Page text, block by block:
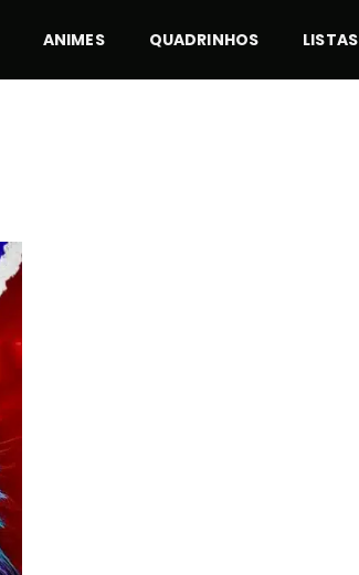
ANIMES QUADRINHOS LISTAS